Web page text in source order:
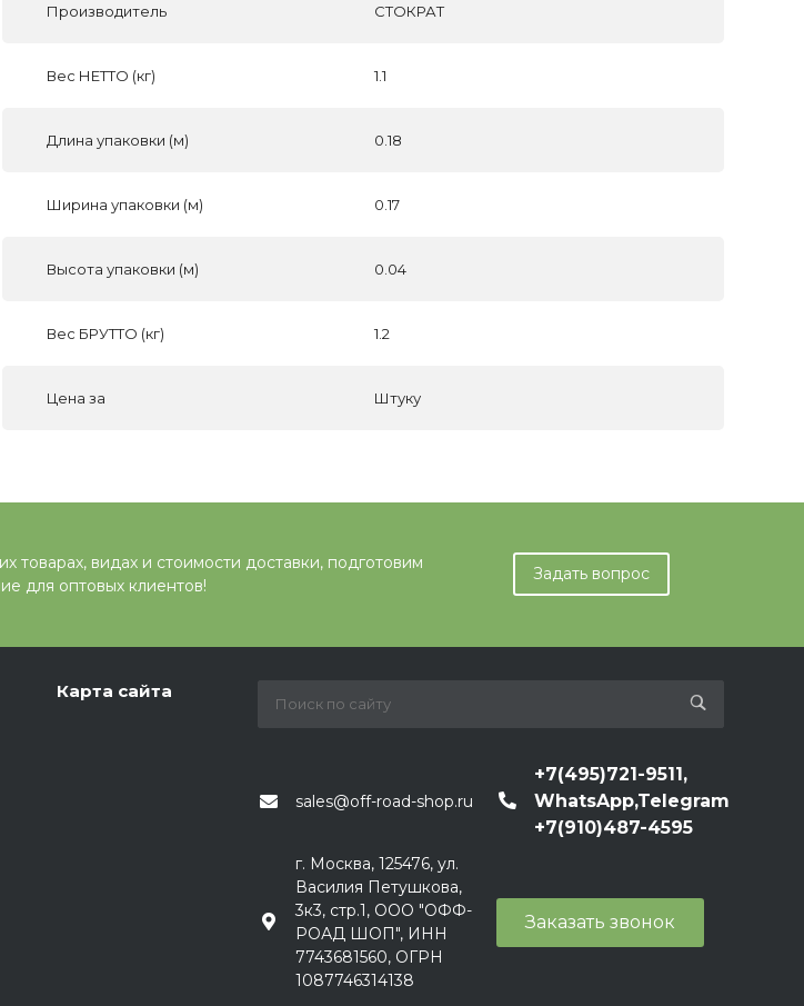
Производитель СТОКРАТ
Вес НЕТТО (кг) 1.1
Длина упаковки (м) 0.18
Ширина упаковки (м) 0.17
Высота упаковки (м) 0.04
Вес БРУТТО (кг) 1.2
Цена за Штуку
видах и стоимости доставки, подготовим
для оптовых клиентов!
Задать вопрос
Карта сайта
sales@off-road-shop.ru
+7(495)721-9511,
WhatsApp,Telegram
+7(910)487-4595
г. Москва, 125476, ул.
Василия Петушкова,
3к3, стр.1, ООО "ОФФ-
РОАД ШОП", ИНН
7743681560, ОГРН
1087746314138
Заказать звонок